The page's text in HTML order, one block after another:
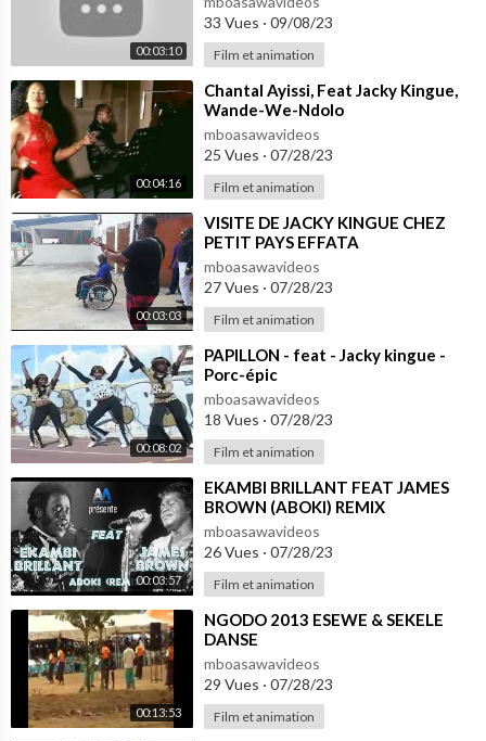
00:03:10
33 Vues · 09/08/23
Film et animation
00:04:16
⁣Chantal Ayissi, Feat Jacky Kingue,
Wande-We-Ndolo
mboasawavideos
25 Vues · 07/28/23
Film et animation
00:03:03
⁣VISITE DE JACKY KINGUE CHEZ
PETIT PAYS EFFATA
mboasawavideos
27 Vues · 07/28/23
Film et animation
00:08:02
⁣PAPILLON - feat - Jacky kingue -
Porc-épic
mboasawavideos
18 Vues · 07/28/23
Film et animation
00:03:57
⁣EKAMBI BRILLANT FEAT JAMES
BROWN (ABOKI) REMIX
mboasawavideos
26 Vues · 07/28/23
Film et animation
00:13:53
⁣NGODO 2013 ESEWE & SEKELE
DANSE
mboasawavideos
29 Vues · 07/28/23
Film et animation